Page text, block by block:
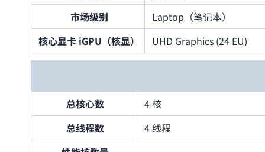
市场级别
Laptop（笔记本）
核心显卡 iGPU（核显）
UHD Graphics (24 EU)
总核心数
4 核
总线程数
4 线程